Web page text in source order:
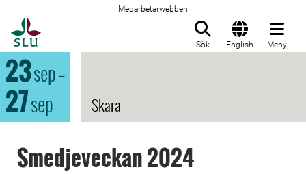
Medarbetarwebben
Sök English Meny
23sep–
27sep Skara
Smedjeveckan 2024